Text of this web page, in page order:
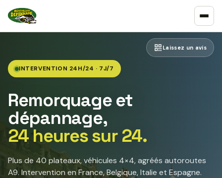
Laissez un avis
INTERVENTION 24H/24 · 7J/7
Remorquage et
dépannage,
24 heures sur 24.
Plus de 40 plateaux, véhicules 4×4, agréés autoroutes
A9. Intervention en France, Belgique, Italie et Espagne.